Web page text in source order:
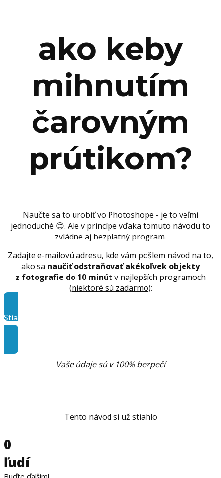
ako keby
mihnutím
čarovným
prútikom?
Naučte sa to urobiť vo Photoshope - je to veľmi
jednoduché 😊. Ale v princípe vďaka tomuto návodu to
zvládne aj bezplatný program.
Zadajte e-mailovú adresu, kde vám pošlem návod na to,
ako sa naučiť odstraňovať akékoľvek objekty
z fotografie do 10 minút v najlepších programoch
(niektoré sú zadarmo):
Stiahnuť návod ZDARMA
hneď teraz
Vaše údaje sú v 100% bezpečí
Tento návod si už stiahlo
0
ľudí
Buďte ďalším!